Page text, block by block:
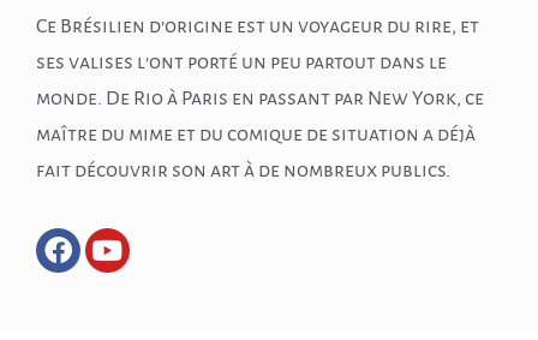
Ce Brésilien d’origine est un voyageur du rire, et
ses valises l’ont porté un peu partout dans le
monde. De Rio à Paris en passant par New York, ce
maître du mime et du comique de situation a déjà
fait découvrir son art à de nombreux publics.